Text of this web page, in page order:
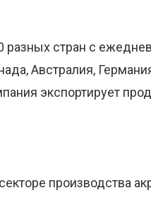
разных стран с
Австралия,
экспортирует
производства